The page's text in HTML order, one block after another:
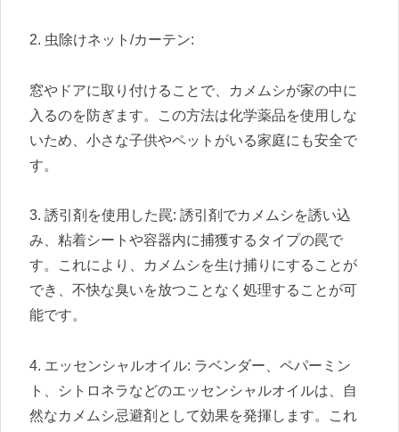
2. 虫除けネット/カーテン:
窓やドアに取り付けることで、カメムシが家の中に
入るのを防ぎます。この方法は化学薬品を使用しな
いため、小さな子供やペットがいる家庭にも安全で
す。
3. 誘引剤を使用した罠: 誘引剤でカメムシを誘い込
み、粘着シートや容器内に捕獲するタイプの罠で
す。これにより、カメムシを生け捕りにすることが
でき、不快な臭いを放つことなく処理することが可
能です。
4. エッセンシャルオイル: ラベンダー、ペパーミン
ト、シトロネラなどのエッセンシャルオイルは、自
然なカメムシ忌避剤として効果を発揮します。これ